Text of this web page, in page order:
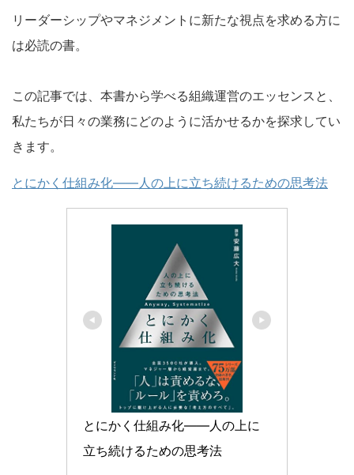
リーダーシップやマネジメントに新たな視点を求める方に
は必読の書。
この記事では、本書から学べる組織運営のエッセンスと、
私たちが日々の業務にどのように活かせるかを探求してい
きます。
とにかく仕組み化――人の上に立ち続けるための思考法
とにかく仕組み化――人の上に
立ち続けるための思考法